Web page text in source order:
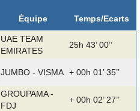
Équipe Temps/Ecarts
UAE TEAM
EMIRATES
25h 43’ 00’’
JUMBO - VISMA + 00h 01’ 35’’
GROUPAMA -
FDJ
+ 00h 02’ 27’’